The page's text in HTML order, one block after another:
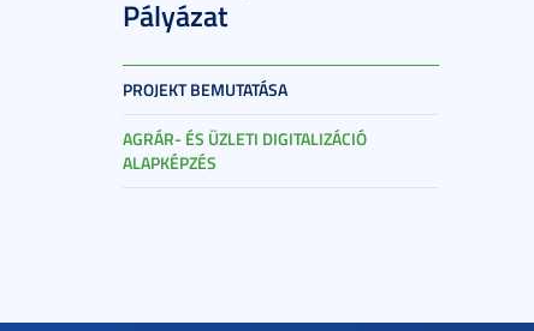
Pályázat
PROJEKT BEMUTATÁSA
AGRÁR- ÉS ÜZLETI DIGITALIZÁCIÓ
ALAPKÉPZÉS